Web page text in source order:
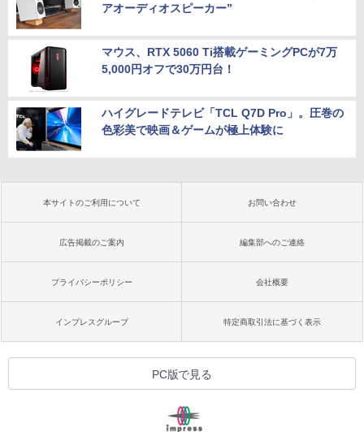
アオーディオスピーカー”
マウス、RTX 5060 Ti搭載ゲーミングPCが7万
5,000円オフで30万円台！
ハイグレードテレビ「TCL Q7D Pro」。圧巻の
色彩美で映画＆ゲームが極上体験に
本サイトのご利用について お問い合わせ
広告掲載のご案内 編集部へのご連絡
プライバシーポリシー 会社概要
インプレスグループ 特定商取引法に基づく表示
PC版で見る